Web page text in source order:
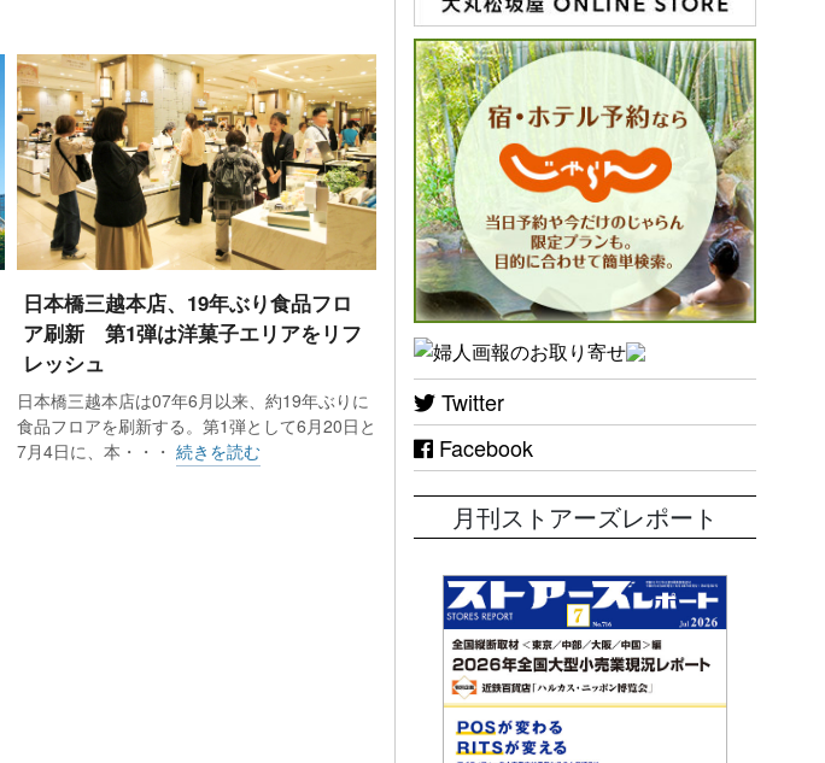
日本橋三越本店、19年ぶり食品フロ
ア刷新 第1弾は洋菓子エリアをリフ
レッシュ
日本橋三越本店は07年6月以来、約19年ぶりに
食品フロアを刷新する。第1弾として6月20日と
7月4日に、本・・・ 続きを読む
Twitter
Facebook
月刊ストアーズレポート